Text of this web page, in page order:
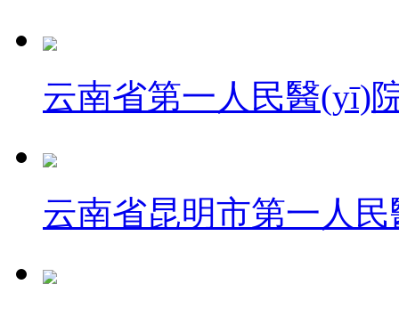
云南省第一人民醫(yī)
云南省昆明市第一人